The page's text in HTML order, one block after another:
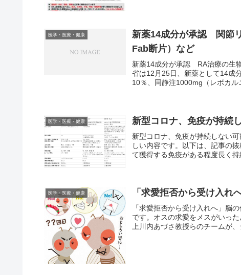
医学・医療・健康
新薬14成分が承認 関節
Fab断片）など
新薬14成分が承認 RA治療の生
省は12月25日、新薬として14成
10％、同静注1000mg（レボカ
医学・医療・健康 新型コロナ、免疫が持続
新型コロナ、免疫が持続しない
しい内容です。以下は、記事の
て獲得する免疫がある程度長く
医学・医療・健康 「求愛拒否から受け入れ
「求愛拒否から受け入れへ」
です。オスの求愛をメスがいっ
上川内あづさ教授らのチームが